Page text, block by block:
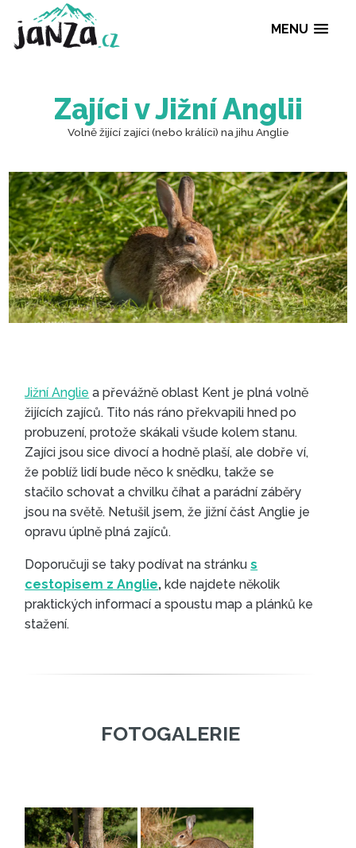
MENU
Zajíci v Jižní Anglii
Jižní Anglie a převážně oblast Kent je plná volně
žijících zajíců. Tito nás ráno překvapili hned po
probuzení, protože skákali všude kolem stanu.
Zajíci jsou sice divocí a hodně plaší, ale dobře ví,
že poblíž lidí bude něco k snědku, takže se
stačilo schovat a chvilku číhat a parádní záběry
jsou na světě. Netušil jsem, že jižní část Anglie je
opravu úplně plná zajíců.
Doporučuji se taky podívat na stránkus
cestopisem z Anglie, kde najdete několik
praktických informací a spoustu map a plánků ke
stažení.